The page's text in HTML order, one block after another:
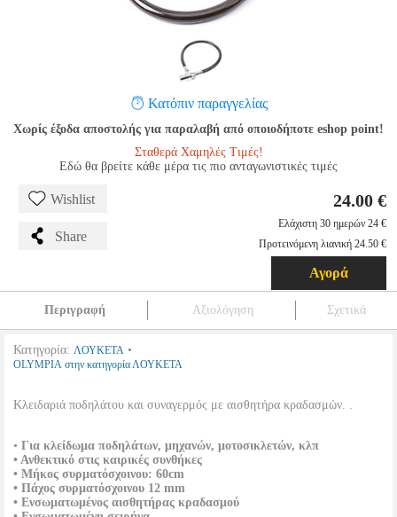
Κατόπιν παραγγελίας
Χωρίς έξοδα αποστολής για παραλαβή από οποιοδήποτε eshop point!
Σταθερά Χαμηλές Τιμές!
Εδώ θα βρείτε κάθε μέρα τις πιο ανταγωνιστικές τιμές
Wishlist
Share
24.00 €
Ελάχιστη 30 ημερών 24 €
Προτεινόμενη λιανική 24.50 €
Αγορά
Περιγραφή Αξιολόγηση Σχετικά
Κατηγορία: ΛΟΥΚΕΤΑ •
OLYMPIA στην κατηγορία ΛΟΥΚΕΤΑ
Κλειδαριά ποδηλάτου και συναγερμός με αισθητήρα κραδασμών. .
• Για κλείδωμα ποδηλάτων, μηχανών, μοτοσικλετών, κλπ
• Ανθεκτικό στις καιρικές συνθήκες
• Μήκος συρματόσχοινου: 60cm
• Πάχος συρματόσχοινου 12 mm
• Ενσωματωμένος αισθητήρας κραδασμού